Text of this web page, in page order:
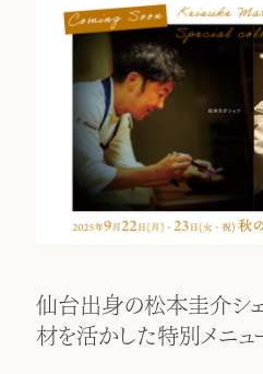
仙台出身の松本圭介シ
材を活かした特別メニュ